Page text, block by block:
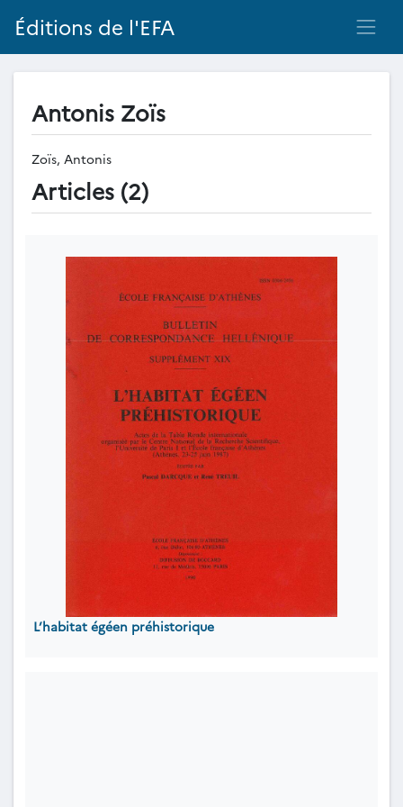
Éditions de l'EFA
Antonis Zoïs
Zoïs, Antonis
Articles (2)
L’habitat égéen préhistorique